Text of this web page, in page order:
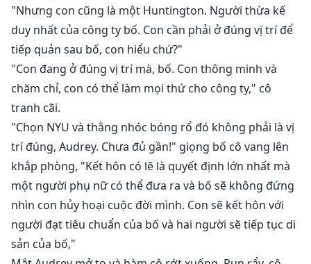
"Nhưng con cũng là một Huntington. Người thừa kế
duy nhất của công ty bố. Con cần phải ở đúng vị trí để
tiếp quản sau bố, con hiểu chứ?"
"Con đang ở đúng vị trí mà, bố. Con thông minh và
chăm chỉ, con có thể làm mọi thứ cho công ty," cô
tranh cãi.
"Chọn NYU và thằng nhóc bóng rổ đó không phải là vị
trí đúng, Audrey. Chưa đủ gần!" giọng bố cô vang lên
khắp phòng, "Kết hôn có lẽ là quyết định lớn nhất mà
một người phụ nữ có thể đưa ra và bố sẽ không đứng
nhìn con hủy hoại cuộc đời mình. Con sẽ kết hôn với
người đạt tiêu chuẩn của bố và hai người sẽ tiếp tục di
sản của bố,"